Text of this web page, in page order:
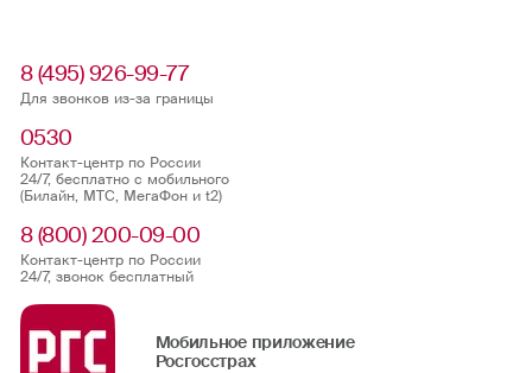
8 (495) 926-99-77
Для звонков из-за границы
0530
Контакт-центр по России
24/7, бесплатно с мобильного
(Билайн, МТС, МегаФон и t2)
8 (800) 200-09-00
Контакт-центр по России
24/7, звонок бесплатный
Мобильное приложение
Росгосстрах